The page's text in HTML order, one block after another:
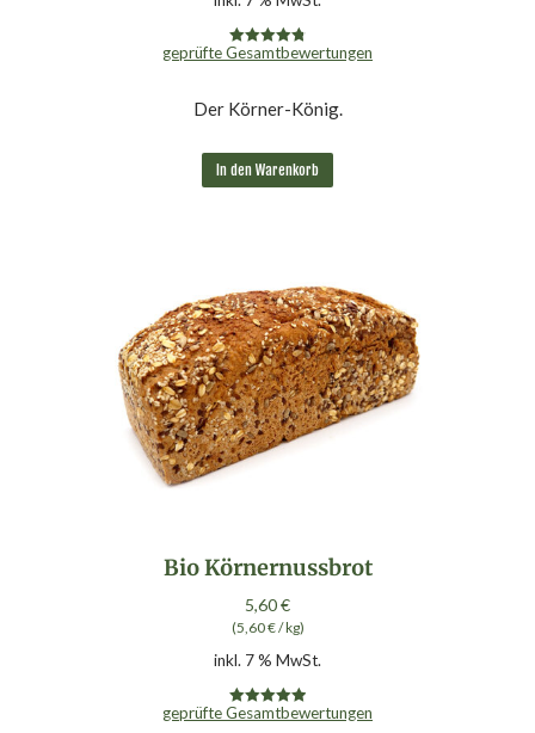
Bewertet mit
geprüfte Gesamtbewertungen
Der Körner-König.
In den Warenkorb
Bio Körnernussbrot
5,60€
(5,60€/kg)
inkl. 7 % MwSt.
Bewertet mit
geprüfte Gesamtbewertungen